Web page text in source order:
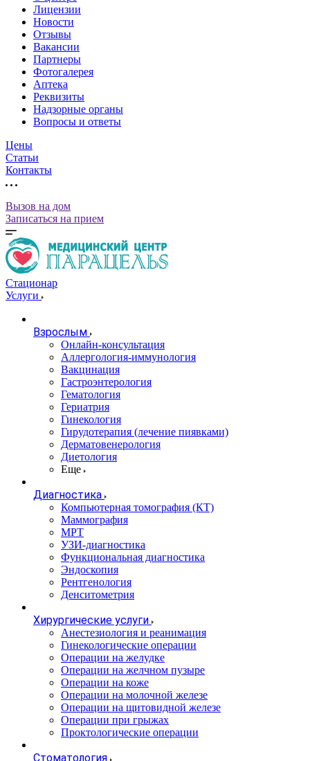
Лицензии
Новости
Отзывы
Вакансии
Партнеры
Фотогалерея
Аптека
Реквизиты
Надзорные органы
Вопросы и ответы
Цены
Статьи
Контакты
Вызов на дом
Записаться на прием
Стационар
Услуги
Взрослым
Онлайн-консультация
Аллергология-иммунология
Вакцинация
Гастроэнтерология
Гематология
Гериатрия
Гинекология
Гирудотерапия (лечение пиявками)
Дерматовенерология
Диетология
Еще
Диагностика
Компьютерная томография (КТ)
Маммография
МРТ
УЗИ-диагностика
Функциональная диагностика
Эндоскопия
Рентгенология
Денситометрия
Хирургические услуги
Анестезиология и реанимация
Гинекологические операции
Операции на желудке
Операции на желчном пузыре
Операции на коже
Операции на молочной железе
Операции на щитовидной железе
Операции при грыжах
Проктологические операции
Стоматология